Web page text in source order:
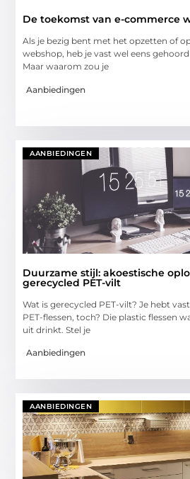
De toekomst van e-commerce
Als je bezig bent met het opzetten of
webshop, heb je vast wel eens
Maar waarom zou je
Aanbiedingen
AANBIEDINGEN
Duurzame stijl: akoestische
gerecycled PET-vilt
Wat is gerecycled PET-vilt? Je hebt
PET-flessen, toch? Die plastic flessen
uit drinkt. Stel je
Aanbiedingen
AANBIEDINGEN